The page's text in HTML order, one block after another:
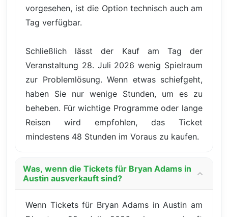
vorgesehen, ist die Option technisch auch am
Tag verfügbar.
Schließlich lässt der Kauf am Tag der
Veranstaltung 28. Juli 2026 wenig Spielraum
zur Problemlösung. Wenn etwas schiefgeht,
haben Sie nur wenige Stunden, um es zu
beheben. Für wichtige Programme oder lange
Reisen wird empfohlen, das Ticket
mindestens 48 Stunden im Voraus zu kaufen.
Was, wenn die Tickets für Bryan Adams in
Austin ausverkauft sind?
Wenn Tickets für Bryan Adams in Austin am